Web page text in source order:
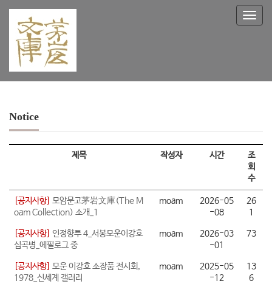
T
o
a
t
i
n
Notice
제목 작성자 시간
조
회
수
[공지사항] 모암문고茅岩文庫(The M
oam Collection) 소개_1
moam
2026-05
-08
26
1
[공지사항] 인정향투 4_서봉모운이강호
십곡병_에필로그 중
moam
2026-03
-01
73
[공지사항] 모운 이강호 소장품 전시회,
1978_신세계 갤러리
moam
2025-05
-12
13
6